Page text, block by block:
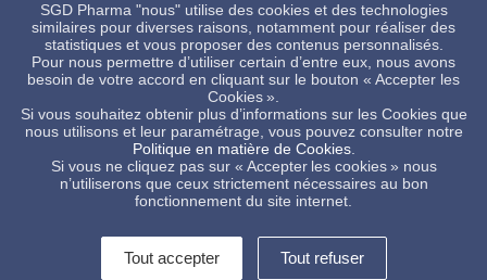
89061 225 225 124 PP 28
Produit sur commande, sous réserve de quantité minimum
Produit standard, sous réserve des disponibilités de stock
SGD Pharma "nous" utilise des cookies et des technologies
similaires pour diverses raisons, notamment pour réaliser des
statistiques et vous proposer des contenus personnalisés.
Pour nous permettre d’utiliser certain d’entre eux, nous avons
besoin de votre accord en cliquant sur le bouton « Accepter les
Cookies ».
Si vous souhaitez obtenir plus d’informations sur les Cookies que
nous utilisons et leur paramétrage, vous pouvez consulter notre
Politique en matière de Cookies.
Si vous ne cliquez pas sur « Accepter les cookies » nous
n’utiliserons que ceux strictement nécessaires au bon
fonctionnement du site internet.
Tout accepter Tout refuser